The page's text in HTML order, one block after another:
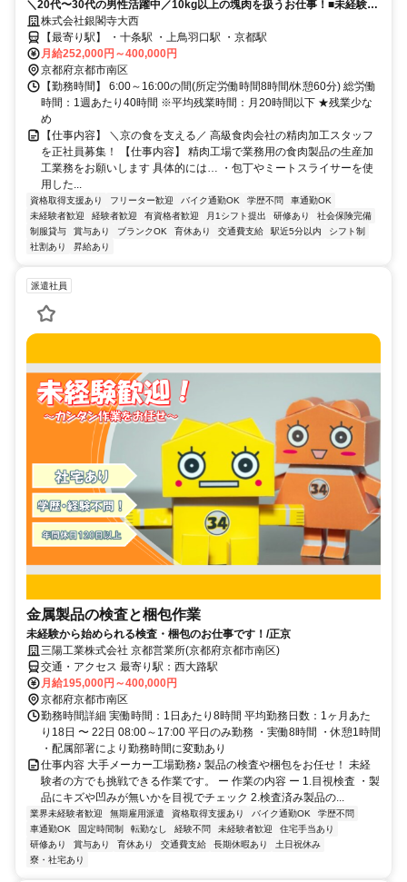
＼20代〜30代の男性活躍中／10kg以上の塊肉を扱うお仕事！■未経験・
第二新卒OK・学歴不問■完全週休2日・年休120日■残業少なめ
株式会社銀閣寺大西
【最寄り駅】 ・十条駅 ・上鳥羽口駅 ・京都駅
月給252,000円～400,000円
京都府京都市南区
【勤務時間】 6:00～16:00の間(所定労働時間8時間/休憩60分) 総労働
時間：1週あたり40時間 ※平均残業時間：月20時間以下 ★残業少な
め
【仕事内容】 ＼京の食を支える／ 高級食肉会社の精肉加工スタッフ
を正社員募集！ 【仕事内容】 精肉工場で業務用の食肉製品の生産加
工業務をお願いします 具体的には… ・包丁やミートスライサーを使
用した...
資格取得支援あり フリーター歓迎 バイク通勤OK 学歴不問
車通勤OK
未経験者歓迎
経験者歓迎 有資格者歓迎 月1シフト提出 研修あり
社会保険完備
制服貸与
賞与あり ブランクOK 育休あり 交通費支給 駅近5分以内
シフト制
社割あり
昇給あり
派遣社員
金属製品の検査と梱包作業
未経験から始められる検査・梱包のお仕事です！/正京
三陽工業株式会社 京都営業所(京都府京都市南区)
交通・アクセス 最寄り駅：西大路駅
月給195,000円～400,000円
京都府京都市南区
勤務時間詳細 実働時間：1日あたり8時間 平均勤務日数：1ヶ月あた
り18日 〜 22日 08:00～17:00 平日のみ勤務 ・実働8時間 ・休憩1時間
・配属部署により勤務時間に変動あり
仕事内容 大手メーカー工場勤務♪ 製品の検査や梱包をお任せ！ 未経
験者の方でも挑戦できる作業です。 ー 作業の内容 ー 1.目視検査 ・製
品にキズや凹みが無いかを目視でチェック 2.検査済み製品の...
業界未経験者歓迎 無期雇用派遣 資格取得支援あり バイク通勤OK
学歴不問
車通勤OK
固定時間制 転勤なし 経験不問 未経験者歓迎
住宅手当あり
研修あり
賞与あり 育休あり 交通費支給 長期休暇あり
土日祝休み
寮・社宅あり